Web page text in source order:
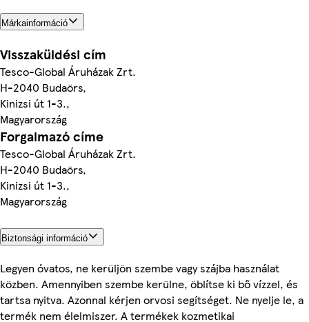
Márkainformáció
Visszaküldési cím
Tesco-Global Áruházak Zrt.
H-2040 Budaörs,
Kinizsi út 1-3.,
Magyarország
Forgalmazó címe
Tesco-Global Áruházak Zrt.
H-2040 Budaörs,
Kinizsi út 1-3.,
Magyarország
Biztonsági információ
Legyen óvatos, ne kerüljön szembe vagy szájba használat
közben. Amennyiben szembe kerülne, öblítse ki bő vízzel, és
tartsa nyitva. Azonnal kérjen orvosi segítséget. Ne nyelje le, a
termék nem élelmiszer. A termékek kozmetikai